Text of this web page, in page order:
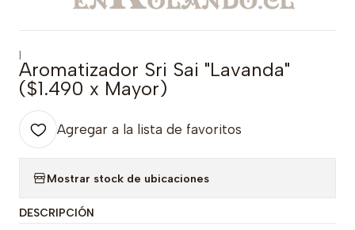
|
Aromatizador Sri Sai "Lavanda"
($1.490 x Mayor)
Agregar a la lista de favoritos
Mostrar stock de ubicaciones
DESCRIPCIÓN